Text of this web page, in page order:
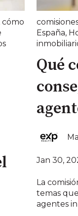
cómo
España,
Qué
Jan 30,
La
temas
agentes